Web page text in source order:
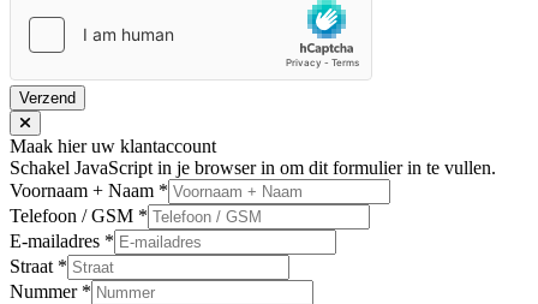
Verzend
Maak hier uw klantaccount
Schakel JavaScript in je browser in om dit formulier in te vullen.
Voornaam + Naam *
Telefoon / GSM *
E-mailadres *
Straat *
Nummer *